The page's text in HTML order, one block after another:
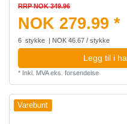
RRP NOK 349.96
NOK 279.99 *
6 stykke | NOK 46.67 / stykke
Legg til i
* Inkl. MVAeks. forsendelse
Varebunt